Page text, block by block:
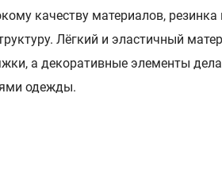
качеству материалов,
Лёгкий и эластичный
а декоративные элементы
одежды.